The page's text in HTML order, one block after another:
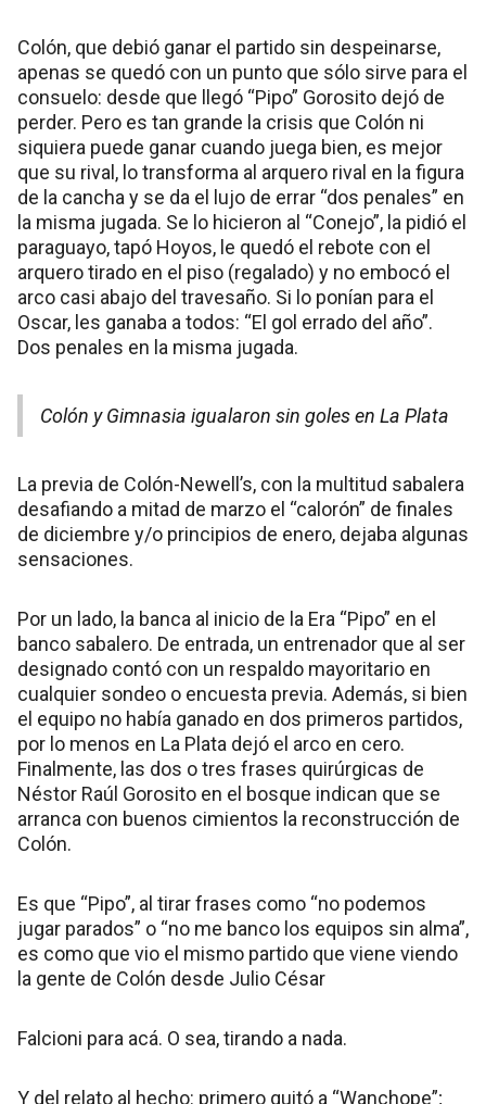
Colón, que debió ganar el partido sin despeinarse,
apenas se quedó con un punto que sólo sirve para el
consuelo: desde que llegó “Pipo” Gorosito dejó de
perder. Pero es tan grande la crisis que Colón ni
siquiera puede ganar cuando juega bien, es mejor
que su rival, lo transforma al arquero rival en la figura
de la cancha y se da el lujo de errar “dos penales” en
la misma jugada. Se lo hicieron al “Conejo”, la pidió el
paraguayo, tapó Hoyos, le quedó el rebote con el
arquero tirado en el piso (regalado) y no embocó el
arco casi abajo del travesaño. Si lo ponían para el
Oscar, les ganaba a todos: “El gol errado del año”.
Dos penales en la misma jugada.
Colón y Gimnasia igualaron sin goles en La Plata
La previa de Colón-Newell’s, con la multitud sabalera
desafiando a mitad de marzo el “calorón” de finales
de diciembre y/o principios de enero, dejaba algunas
sensaciones.
Por un lado, la banca al inicio de la Era “Pipo” en el
banco sabalero. De entrada, un entrenador que al ser
designado contó con un respaldo mayoritario en
cualquier sondeo o encuesta previa. Además, si bien
el equipo no había ganado en dos primeros partidos,
por lo menos en La Plata dejó el arco en cero.
Finalmente, las dos o tres frases quirúrgicas de
Néstor Raúl Gorosito en el bosque indican que se
arranca con buenos cimientos la reconstrucción de
Colón.
Es que “Pipo”, al tirar frases como “no podemos
jugar parados” o “no me banco los equipos sin alma”,
es como que vio el mismo partido que viene viendo
la gente de Colón desde Julio César
Falcioni para acá. O sea, tirando a nada.
Y del relato al hecho: primero quitó a “Wanchope”;